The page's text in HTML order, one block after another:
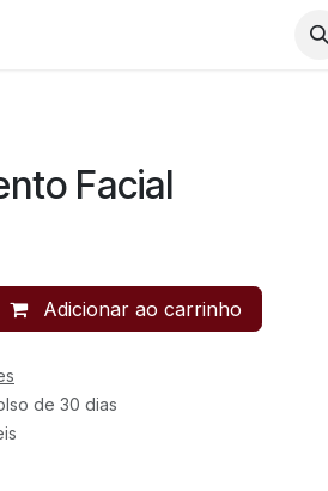
Facial
Adicionar ao carrinho
de 30 dias